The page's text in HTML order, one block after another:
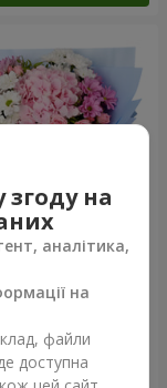
букет
Замовити
на
аналітика,
на
файли
доступна